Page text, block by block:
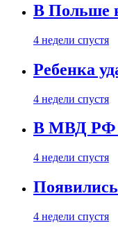
В Польше
4 недели спустя
Ребенка
4 недели спустя
В МВД РФ
4 недели спустя
4 недели спустя